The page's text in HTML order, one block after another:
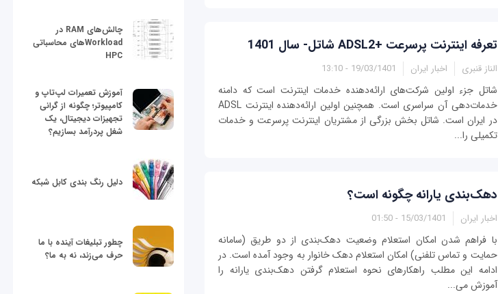
تعرفه اینترنت پرسرعت +ADSL2 شاتل- سال 1401
الناز قنبری اخبار ایران 19/03/1401 - 13:10
شاتل جزء اولین شرکت‌های ارائه‌دهنده خدمات اینترنت است که دامنه
خدمات‌دهی آن سراسری است. همچنین اولین ارائه‌دهنده اینترنت ADSL
در ایران است. شاتل بخش بزرگی از مشتریان اینترنت پرسرعت و خدمات
تکمیلی را...
دهک‌بندی یارانه چگونه است؟
اخبار ایران 15/03/1401 - 01:50
با فراهم شدن امکان استعلام وضعیت دهک‌بندی از دو طریق (سامانه
حمایت و تماس تلفنی) امکان استعلام دهک خانوار به وجود آمده است. در
ادامه این مطلب راهکارهای نحوه استعلام گرفتن دهک‌بندی یارانه را
آموزش می‌...
چالش‌های RAM در
Workloadهای محاسباتی
HPC
آموزش تعمیرات لپ‌تاپ و
کامپیوتر؛ چگونه از گرانی
تجهیزات دیجیتال، یک
شغل پردرآمد بسازیم؟
دلیل رنگ بندی کابل شبکه
چطور تبلیغات آینده با ما
حرف می‌زند، نه به ما؟